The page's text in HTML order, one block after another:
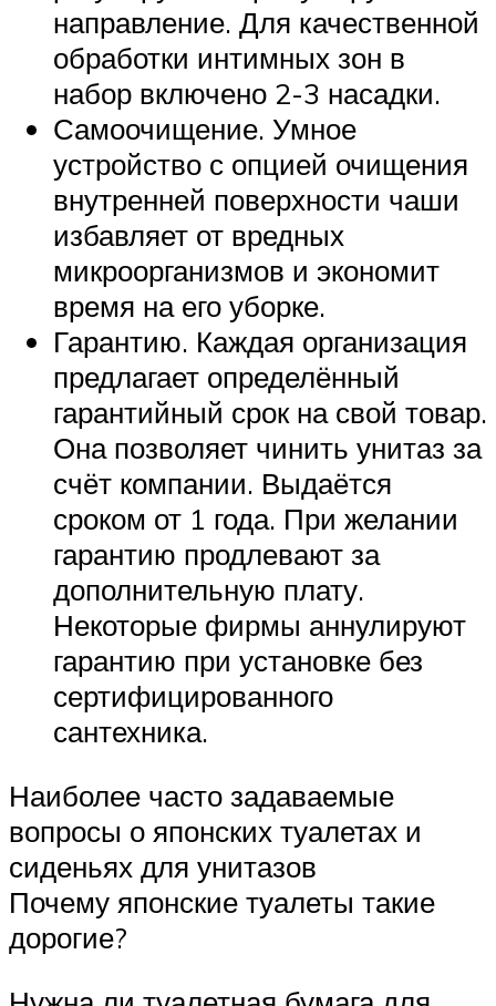
направление. Для качественной
обработки интимных зон в
набор включено 2-3 насадки.
Самоочищение. Умное
устройство с опцией очищения
внутренней поверхности чаши
избавляет от вредных
микроорганизмов и экономит
время на его уборке.
Гарантию. Каждая организация
предлагает определённый
гарантийный срок на свой товар.
Она позволяет чинить унитаз за
счёт компании. Выдаётся
сроком от 1 года. При желании
гарантию продлевают за
дополнительную плату.
Некоторые фирмы аннулируют
гарантию при установке без
сертифицированного
сантехника.
Наиболее часто задаваемые
вопросы о японских туалетах и ​​
сиденьях для унитазов
Почему японские туалеты такие
дорогие?